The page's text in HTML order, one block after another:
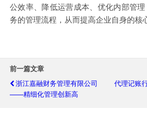
公效率、降低运营成本、优化内部管
务的管理流程，从而提高企业自身的核
前一篇文章
浙江嘉融财务管理有限公司
——精细化管理创新高
代理记账